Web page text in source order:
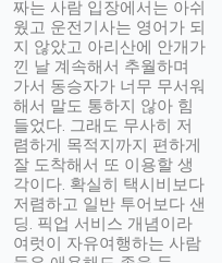
짜는 사람 입장에서는 아쉬
웠고 운전기사는 영어가 되
지 않았고 아리산에 안개가
낀 날 계속해서 추월하며
가서 동승자가 너무 무서워
해서 말도 통하지 않아 힘
들었다. 그래도 무사히 저
렴하게 목적지까지 편하게
잘 도착해서 또 이용할 생
각이다. 확실히 택시비보다
저렴하고 일반 투어보다 샌
딩. 픽업 서비스 개념이라
여럿이 자유여행하는 사람